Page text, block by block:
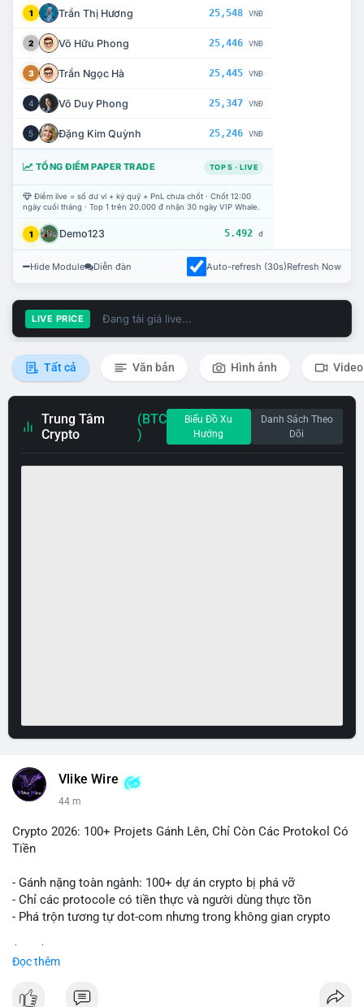
1 Trần Thị Hương 25,548 VNĐ
2 Võ Hữu Phong 25,446 VNĐ
3 Trần Ngọc Hà 25,445 VNĐ
4 Võ Duy Phong 25,347 VNĐ
5 Đặng Kim Quỳnh 25,246 VNĐ
TỔNG ĐIỂM PAPER TRADE TOP 5 · LIVE
Điểm live = số dư ví + ký quỹ + PnL chưa chốt · Chốt 12:00
ngày cuối tháng · Top 1 trên 20.000 đ nhận 30 ngày VIP Whale.
1 Demo123 5.492 đ
Hide Module Diễn đàn Auto-refresh (30s)Refresh Now
LIVE PRICE Đang tải giá live...
Tất cả Văn bản Hình ảnh Video
Trung Tâm
Crypto
(BTC
)
Biểu Đồ Xu
Hướng
Danh Sách Theo
Dõi
Vlike Wire
44 m
Crypto 2026: 100+ Projets Gánh Lên, Chỉ Còn Các Protokol Có
Tiền
- Gánh nặng toàn ngành: 100+ dự án crypto bị phá vỡ
- Chỉ các protocole có tiền thực và người dùng thực tồn
- Phá trộn tương tự dot-com nhưng trong không gian crypto
Đọc thêm